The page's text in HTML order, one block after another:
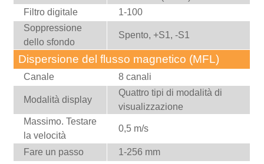
Filtro digitale
1-100
Soppressione
dello sfondo
Spento, +S1, -S1
Dispersione del flusso magnetico (MFL)
Canale 8 canali
Modalità display
Quattro tipi di modalità di
visualizzazione
Massimo. Testare
la velocità
0,5 m/s
Fare un passo 1-256 mm